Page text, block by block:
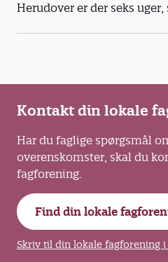
Herudover er der seks uger,
Kontakt din lokale
Har du faglige spørgsmål
overenskomster, skal du
fagforening.
Find din lokale
Skriv til din lokale fagforening i